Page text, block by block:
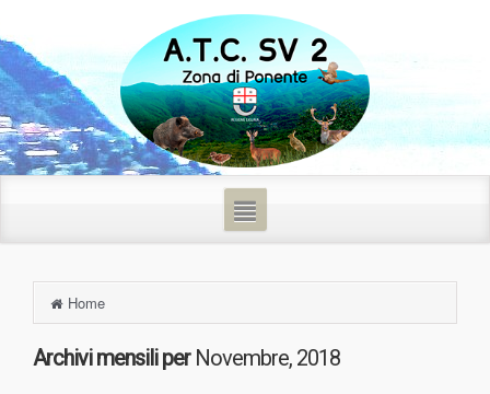
Home
Archivi mensili per Novembre, 2018